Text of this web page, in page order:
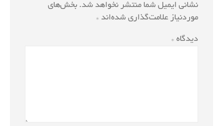
نشانی ایمیل شما منتشر نخواهد شد. بخش‌های
موردنیاز علامت‌گذاری شده‌اند *
دیدگاه *